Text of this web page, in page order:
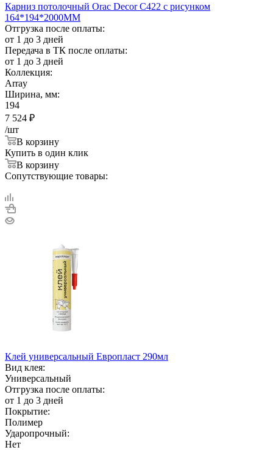
Карниз потолочный Orac Decor C422 с рисунком
164*194*2000ММ
Отгрузка после оплаты:
от 1 до 3 дней
Передача в ТК после оплаты:
от 1 до 3 дней
Коллекция:
Array
Ширина, мм:
194
7 524 ₽
/шт
В корзину
Купить в один клик
В корзину
Сопутствующие товары:
Клей универсальный Европласт 290мл
Вид клея:
Универсальный
Отгрузка после оплаты:
от 1 до 3 дней
Покрытие:
Полимер
Ударопрочный:
Нет